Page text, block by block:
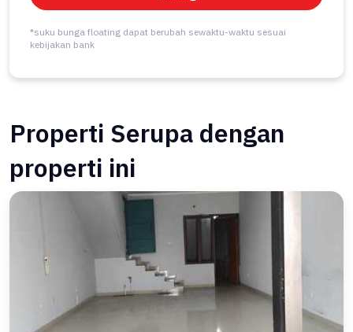
*suku bunga floating dapat berubah sewaktu-waktu sesuai
kebijakan bank
Properti Serupa dengan
properti ini